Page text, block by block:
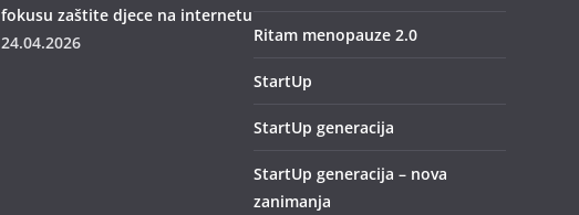
fokusu zaštite djece na internetu
24.04.2026
Ritam menopauze 2.0
StartUp
StartUp generacija
StartUp generacija – nova
zanimanja